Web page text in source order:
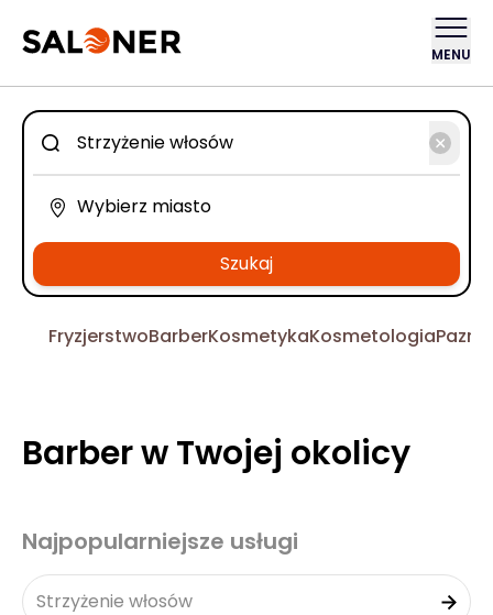
MENU
Szukaj
FryzjerstwoBarberKosmetykaKosmetologia
Barber w Twojej okolicy
Najpopularniejsze usługi
Strzyżenie włosów